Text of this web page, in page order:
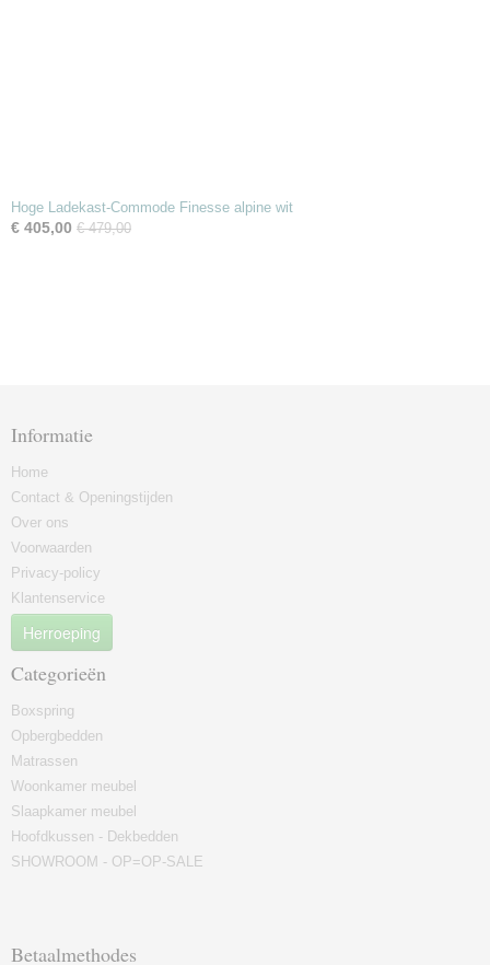
Hoge Ladekast-Commode Finesse alpine wit
€ 405,00 € 479,00
Informatie
Home
Contact & Openingstijden
Over ons
Voorwaarden
Privacy-policy
Klantenservice
Herroeping
Categorieën
Boxspring
Opbergbedden
Matrassen
Woonkamer meubel
Slaapkamer meubel
Hoofdkussen - Dekbedden
SHOWROOM - OP=OP-SALE
Betaalmethodes